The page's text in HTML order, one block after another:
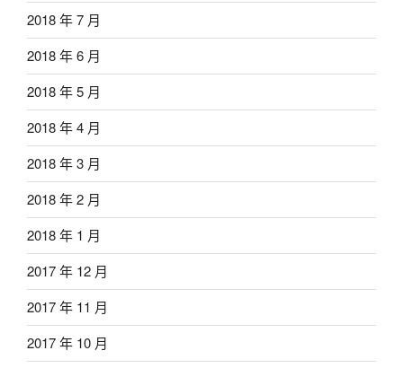
2018 年 7 月
2018 年 6 月
2018 年 5 月
2018 年 4 月
2018 年 3 月
2018 年 2 月
2018 年 1 月
2017 年 12 月
2017 年 11 月
2017 年 10 月